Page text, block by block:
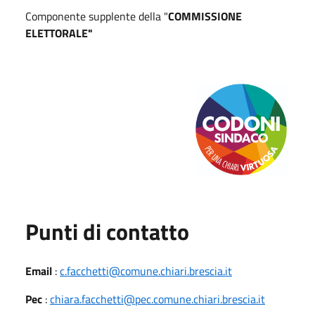
Componente supplente della "COMMISSIONE
ELETTORALE"
Punti di contatto
Email :c.facchetti@comune.chiari.brescia.it
Pec :chiara.facchetti@pec.comune.chiari.brescia.it